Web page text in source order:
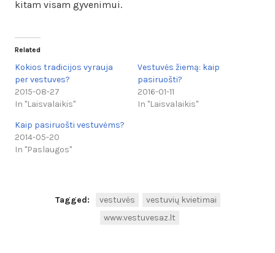
kitam visam gyvenimui.
Related
Kokios tradicijos vyrauja
per vestuves?
2015-08-27
In "Laisvalaikis"
Vestuvės žiemą: kaip
pasiruošti?
2016-01-11
In "Laisvalaikis"
Kaip pasiruošti vestuvėms?
2014-05-20
In "Paslaugos"
Tagged: vestuvės
vestuvių kvietimai
www.vestuvesaz.lt